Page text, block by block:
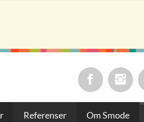
Referenser Om Smode